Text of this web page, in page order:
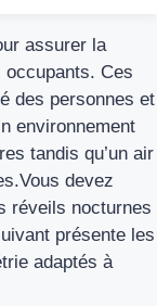
assurer la
Ces
des personnes et
environnement
tandis qu’un air
devez
réveils nocturnes
présente les
adaptés à